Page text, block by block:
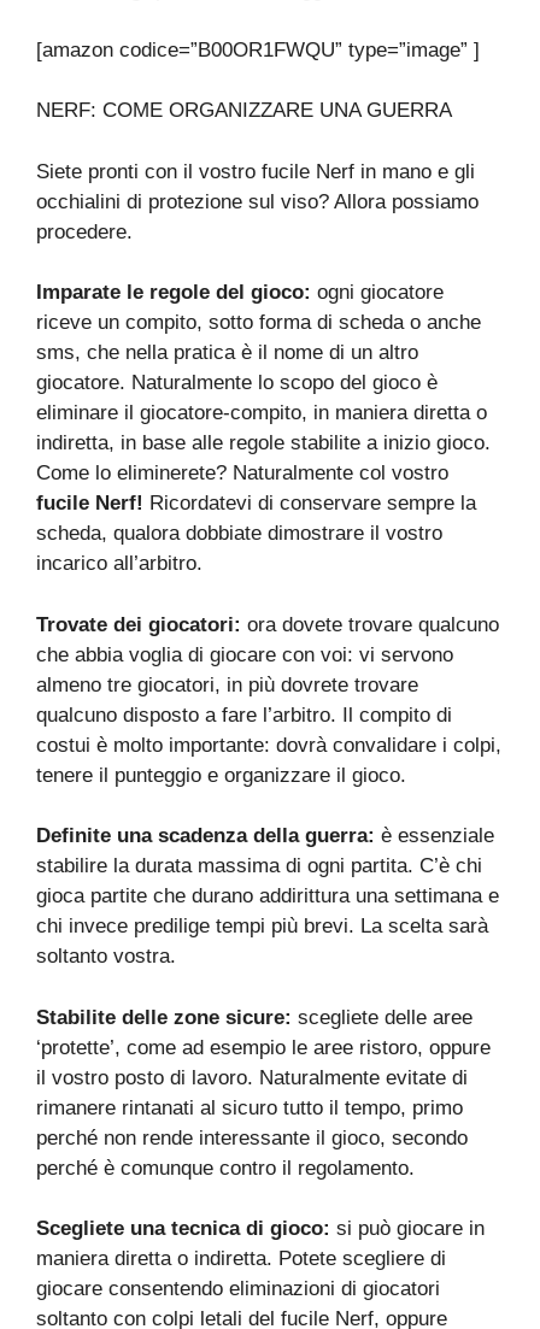
[amazon codice=”B00OR1FWQU” type=”image” ]
NERF: COME ORGANIZZARE UNA GUERRA
Siete pronti con il vostro fucile Nerf in mano e gli
occhialini di protezione sul viso? Allora possiamo
procedere.
Imparate le regole del gioco: ogni giocatore
riceve un compito, sotto forma di scheda o anche
sms, che nella pratica è il nome di un altro
giocatore. Naturalmente lo scopo del gioco è
eliminare il giocatore-compito, in maniera diretta o
indiretta, in base alle regole stabilite a inizio gioco.
Come lo eliminerete? Naturalmente col vostro
fucile Nerf! Ricordatevi di conservare sempre la
scheda, qualora dobbiate dimostrare il vostro
incarico all’arbitro.
Trovate dei giocatori: ora dovete trovare qualcuno
che abbia voglia di giocare con voi: vi servono
almeno tre giocatori, in più dovrete trovare
qualcuno disposto a fare l’arbitro. Il compito di
costui è molto importante: dovrà convalidare i colpi,
tenere il punteggio e organizzare il gioco.
Definite una scadenza della guerra: è essenziale
stabilire la durata massima di ogni partita. C’è chi
gioca partite che durano addirittura una settimana e
chi invece predilige tempi più brevi. La scelta sarà
soltanto vostra.
Stabilite delle zone sicure: scegliete delle aree
‘protette’, come ad esempio le aree ristoro, oppure
il vostro posto di lavoro. Naturalmente evitate di
rimanere rintanati al sicuro tutto il tempo, primo
perché non rende interessante il gioco, secondo
perché è comunque contro il regolamento.
Scegliete una tecnica di gioco: si può giocare in
maniera diretta o indiretta. Potete scegliere di
giocare consentendo eliminazioni di giocatori
soltanto con colpi letali del fucile Nerf, oppure